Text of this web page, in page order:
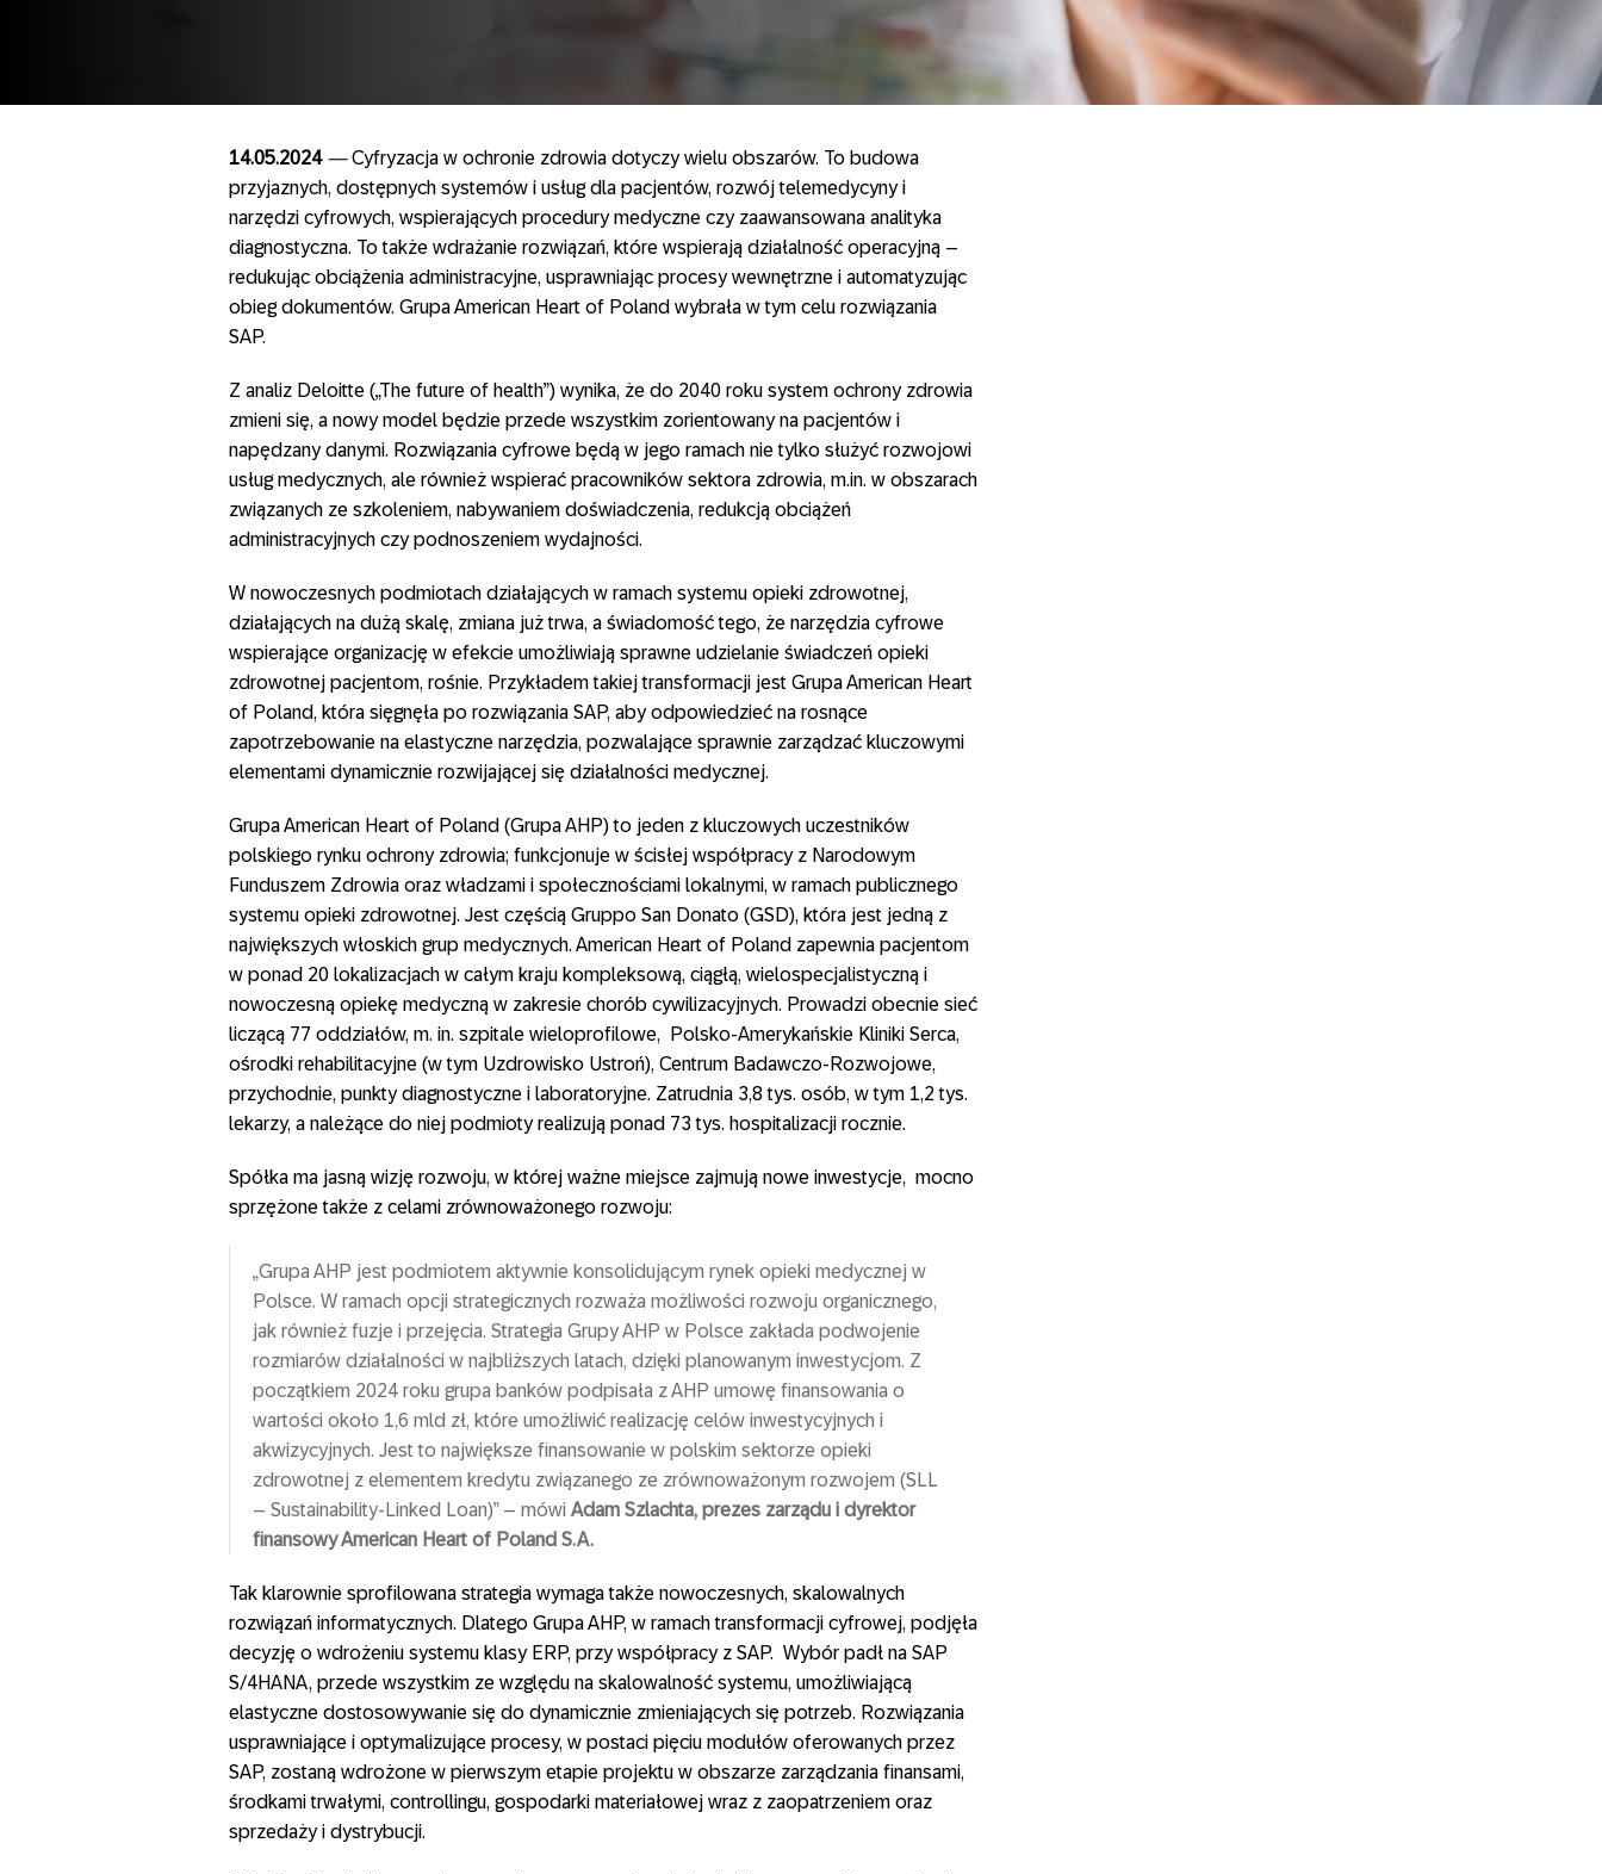
14.05.2024—Cyfryzacja w ochronie zdrowia dotyczy wielu obszarów. To budowa
przyjaznych, dostępnych systemów i usług dla pacjentów, rozwój telemedycyny i
narzędzi cyfrowych, wspierających procedury medyczne czy zaawansowana analityka
diagnostyczna. To także wdrażanie rozwiązań, które wspierają działalność operacyjną –
redukując obciążenia administracyjne, usprawniając procesy wewnętrzne i automatyzując
obieg dokumentów. Grupa American Heart of Poland wybrała w tym celu rozwiązania
SAP.
Z analiz Deloitte („The future of health”) wynika, że do 2040 roku system ochrony zdrowia
zmieni się, a nowy model będzie przede wszystkim zorientowany na pacjentów i
napędzany danymi. Rozwiązania cyfrowe będą w jego ramach nie tylko służyć rozwojowi
usług medycznych, ale również wspierać pracowników sektora zdrowia, m.in. w obszarach
związanych ze szkoleniem, nabywaniem doświadczenia, redukcją obciążeń
administracyjnych czy podnoszeniem wydajności.
W nowoczesnych podmiotach działających w ramach systemu opieki zdrowotnej,
działających na dużą skalę, zmiana już trwa, a świadomość tego, że narzędzia cyfrowe
wspierające organizację w efekcie umożliwiają sprawne udzielanie świadczeń opieki
zdrowotnej pacjentom, rośnie. Przykładem takiej transformacji jest Grupa American Heart
of Poland, która sięgnęła po rozwiązania SAP, aby odpowiedzieć na rosnące
zapotrzebowanie na elastyczne narzędzia, pozwalające sprawnie zarządzać kluczowymi
elementami dynamicznie rozwijającej się działalności medycznej.
Grupa American Heart of Poland (Grupa AHP) to jeden z kluczowych uczestników
polskiego rynku ochrony zdrowia; funkcjonuje w ścisłej współpracy z Narodowym
Funduszem Zdrowia oraz władzami i społecznościami lokalnymi, w ramach publicznego
systemu opieki zdrowotnej. Jest częścią Gruppo San Donato (GSD), która jest jedną z
największych włoskich grup medycznych. American Heart of Poland zapewnia pacjentom
w ponad 20 lokalizacjach w całym kraju kompleksową, ciągłą, wielospecjalistyczną i
nowoczesną opiekę medyczną w zakresie chorób cywilizacyjnych. Prowadzi obecnie sieć
liczącą 77 oddziałów, m. in. szpitale wieloprofilowe, Polsko-Amerykańskie Kliniki Serca,
ośrodki rehabilitacyjne (w tym Uzdrowisko Ustroń), Centrum Badawczo-Rozwojowe,
przychodnie, punkty diagnostyczne i laboratoryjne. Zatrudnia 3,8 tys. osób, w tym 1,2 tys.
lekarzy, a należące do niej podmioty realizują ponad 73 tys. hospitalizacji rocznie.
Spółka ma jasną wizję rozwoju, w której ważne miejsce zajmują nowe inwestycje, mocno
sprzężone także z celami zrównoważonego rozwoju:
„Grupa AHP jest podmiotem aktywnie konsolidującym rynek opieki medycznej w
Polsce. W ramach opcji strategicznych rozważa możliwości rozwoju organicznego,
jak również fuzje i przejęcia. Strategia Grupy AHP w Polsce zakłada podwojenie
rozmiarów działalności w najbliższych latach, dzięki planowanym inwestycjom. Z
początkiem 2024 roku grupa banków podpisała z AHP umowę finansowania o
wartości około 1,6 mld zł, które umożliwić realizację celów inwestycyjnych i
akwizycyjnych. Jest to największe finansowanie w polskim sektorze opieki
zdrowotnej z elementem kredytu związanego ze zrównoważonym rozwojem (SLL
– Sustainability-Linked Loan)” – mówi Adam Szlachta, prezes zarządu i dyrektor
finansowy American Heart of Poland S.A.
Tak klarownie sprofilowana strategia wymaga także nowoczesnych, skalowalnych
rozwiązań informatycznych. Dlatego Grupa AHP, w ramach transformacji cyfrowej, podjęła
decyzję o wdrożeniu systemu klasy ERP, przy współpracy z SAP. Wybór padł na SAP
S/4HANA, przede wszystkim ze względu na skalowalność systemu, umożliwiającą
elastyczne dostosowywanie się do dynamicznie zmieniających się potrzeb. Rozwiązania
usprawniające i optymalizujące procesy, w postaci pięciu modułów oferowanych przez
SAP, zostaną wdrożone w pierwszym etapie projektu w obszarze zarządzania finansami,
środkami trwałymi, controllingu, gospodarki materiałowej wraz z zaopatrzeniem oraz
sprzedaży i dystrybucji.